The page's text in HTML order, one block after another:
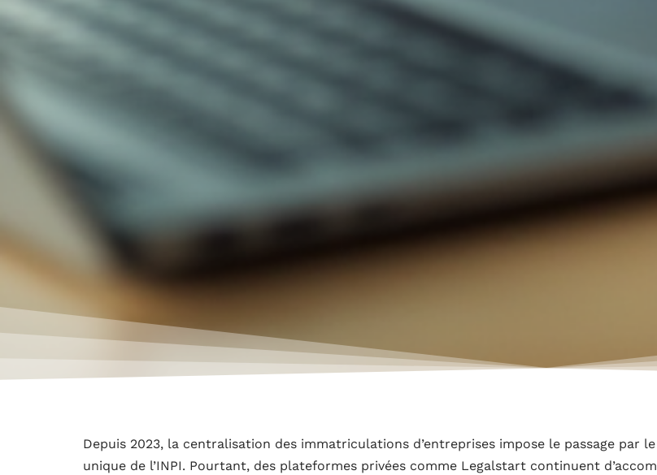
Depuis 2023, la centralisation des immatriculations d’entreprises impose le passage par
unique de l’INPI. Pourtant, des plateformes privées comme Legalstart continuent